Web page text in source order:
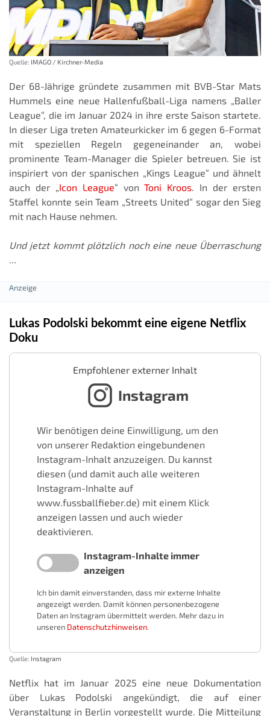
Quelle: IMAGO / Kirchner-Media
Der 68-Jährige gründete zusammen mit BVB-Star Mats
Hummels eine neue Hallenfußball-Liga namens „Baller
League“, die im Januar 2024 in ihre erste Saison startete.
In dieser Liga treten Amateurkicker im 6 gegen 6-Format
mit speziellen Regeln gegeneinander an, wobei
prominente Team-Manager die Spieler betreuen. Sie ist
inspiriert von der spanischen „Kings League“ und ähnelt
auch der „Icon League“ vonToni Kroos. In der ersten
Staffel konnte sein Team „Streets United“ sogar den Sieg
mit nach Hause nehmen.
Und jetzt kommt plötzlich noch eine neue Überraschung
...
Lukas Podolski bekommt eine eigene Netflix
Doku
Empfohlener externer Inhalt
Instagram
Wir benötigen deine Einwilligung, um den
von unserer Redaktion eingebundenen
Instagram-Inhalt anzuzeigen. Du kannst
diesen (und damit auch alle weiteren
Instagram-Inhalte auf
www.fussballfieber.de) mit einem Klick
anzeigen lassen und auch wieder
deaktivieren.
Instagram-Inhalte immer
anzeigen
Ich bin damit einverstanden, dass mir externe Inhalte
angezeigt werden. Damit können personenbezogene
Daten an Instagram übermittelt werden. Mehr dazu in
unseren Datenschutzhinweisen.
Quelle: Instagram
Netflix hat im Januar 2025 eine neue Dokumentation
über Lukas Podolski angekündigt, die auf einer
Veranstaltung in Berlin vorgestellt wurde. Die Mitteilung